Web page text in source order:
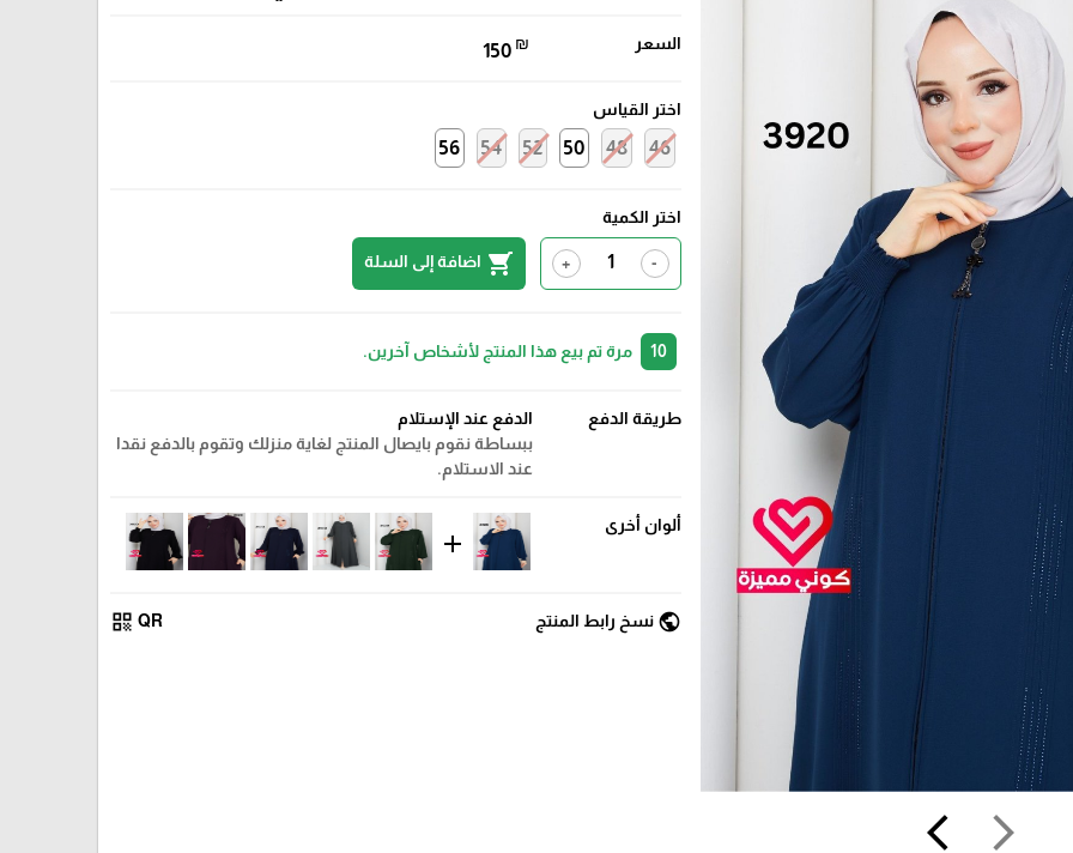
arrow_forward_ios
arrow_back_ios
السعر 150 ₪
اختر القياس
46
48
50
52
54
56
اختر الكمية
-
+
shopping_cart اضافة إلى السلة
10 مرة تم بيع هذا المنتج لأشخاص آخرين.
طريقة الدفع
الدفع عند الإستلام
ببساطة نقوم بايصال المنتج لغاية منزلك وتقوم بالدفع نقدا
عند الاستلام.
ألوان أخرى
add
public نسخ رابط المنتج QR
qr_code